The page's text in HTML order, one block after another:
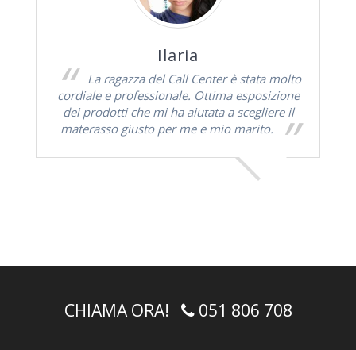
Ilaria
La ragazza del Call Center è stata molto
cordiale e professionale. Ottima esposizione
dei prodotti che mi ha aiutata a scegliere il
materasso giusto per me e mio marito.
CHIAMA ORA! 051 806 708